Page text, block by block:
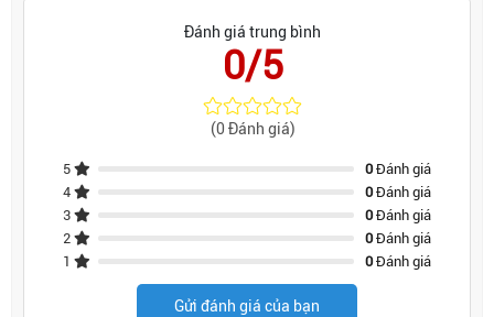
Đánh giá trung bình
0/5
(0 Đánh giá)
5 0Đánh giá
4
0Đánh giá
3
0Đánh giá
2
0Đánh giá
1
0Đánh giá
Gửi đánh giá của bạn